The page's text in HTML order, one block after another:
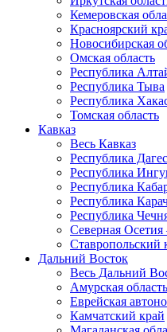
Кемеровская
Красноярский
Новосибирская
Омская область
Республика
Республика Тыва
Республика
Томская область
Кавказ
Весь Кавказ
Республика
Республика
Республика
Республика
Республика
Северная
Ставропольский
Дальний Восток
Весь Дальний
Амурская область
Еврейская
Камчатский край